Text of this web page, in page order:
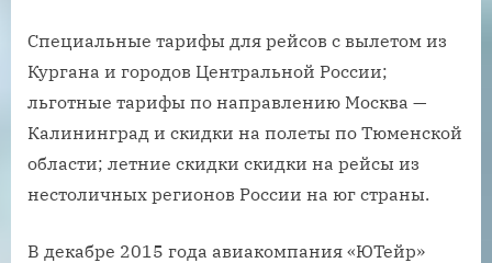
Специальные тарифы для рейсов с вылетом из
Кургана и городов Центральной России;
льготные тарифы по направлению Москва —
Калининград и скидки на полеты по Тюменской
области; летние скидки скидки на рейсы из
нестоличных регионов России на юг страны.
В декабре 2015 года авиакомпания «ЮТейр»